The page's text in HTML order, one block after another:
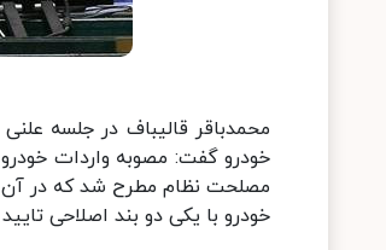
محمدباقر قالیباف در جلسه علنی
خودرو گفت: مصوبه واردات
مصلحت نظام مطرح شد که در آن
خودرو با یکی دو بند اصلاحی